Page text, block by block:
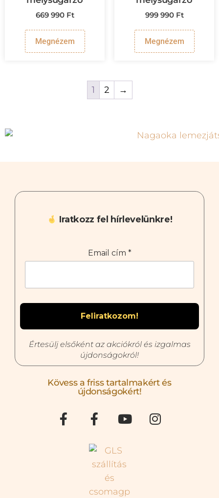
669 990 Ft
Megnézem
999 990 Ft
Megnézem
1 2 →
Iratkozz fel hírlevelünkre!
Email cím *
Értesülj elsőként az akciókról és izgalmas
újdonságokról!
Kövess a friss tartalmakért és
újdonságokért!